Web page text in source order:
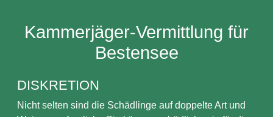
Kammerjäger-Vermittlung für
Bestensee
DISKRETION
Nicht selten sind die Schädlinge auf doppelte Art und